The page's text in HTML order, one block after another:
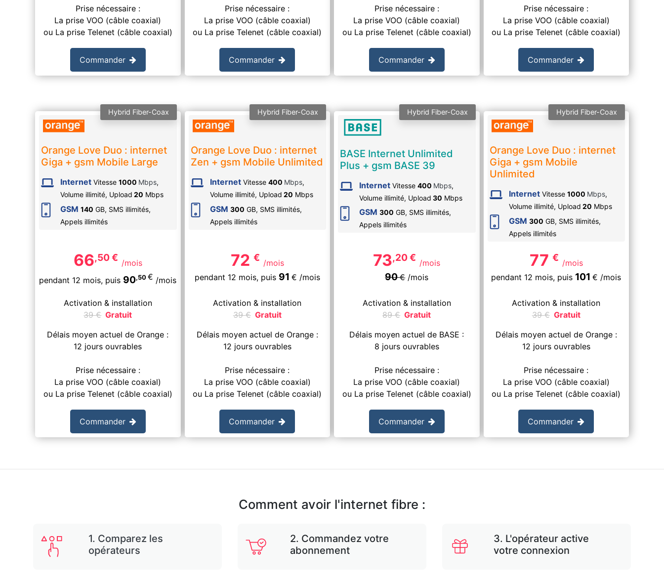
Prise nécessaire :
La prise VOO (câble coaxial)
ou La prise Telenet (câble coaxial)
Commander
Prise nécessaire :
La prise VOO (câble coaxial)
ou La prise Telenet (câble coaxial)
Commander
Prise nécessaire :
La prise VOO (câble coaxial)
ou La prise Telenet (câble coaxial)
Commander
Prise nécessaire :
La prise VOO (câble coaxial)
ou La prise Telenet (câble coaxial)
Commander
Hybrid Fiber-Coax
Orange Love Duo : internet
Giga + gsm Mobile Large
Internet Vitesse 1000 Mbps,
Volume illimité, Upload 20 Mbps
GSM 140 GB, SMS illimités,
Appels illimités
66,50€ /mois
pendant 12 mois, puis 90,50€ /mois
Activation & installation
39€ Gratuit
Délais moyen actuel de Orange :
12 jours ouvrables
Prise nécessaire :
La prise VOO (câble coaxial)
ou La prise Telenet (câble coaxial)
Commander
Hybrid Fiber-Coax
Orange Love Duo : internet
Zen + gsm Mobile Unlimited
Internet Vitesse 400 Mbps,
Volume illimité, Upload 20 Mbps
GSM 300 GB, SMS illimités,
Appels illimités
72 € /mois
pendant 12 mois, puis 91 € /mois
Activation & installation
39€ Gratuit
Délais moyen actuel de Orange :
12 jours ouvrables
Prise nécessaire :
La prise VOO (câble coaxial)
ou La prise Telenet (câble coaxial)
Commander
Hybrid Fiber-Coax
BASE Internet Unlimited
Plus + gsm BASE 39
Internet Vitesse 400 Mbps,
Volume illimité, Upload 30 Mbps
GSM 300 GB, SMS illimités,
Appels illimités
73,20€ /mois
90€/mois
Activation & installation
89€ Gratuit
Délais moyen actuel de BASE :
8 jours ouvrables
Prise nécessaire :
La prise VOO (câble coaxial)
ou La prise Telenet (câble coaxial)
Commander
Hybrid Fiber-Coax
Orange Love Duo : internet
Giga + gsm Mobile
Unlimited
Internet Vitesse 1000 Mbps,
Volume illimité, Upload 20 Mbps
GSM 300 GB, SMS illimités,
Appels illimités
77 € /mois
pendant 12 mois, puis 101€ /mois
Activation & installation
39€ Gratuit
Délais moyen actuel de Orange :
12 jours ouvrables
Prise nécessaire :
La prise VOO (câble coaxial)
ou La prise Telenet (câble coaxial)
Commander
Comment avoir l'internet fibre :
1. Comparez les
opérateurs
2. Commandez votre
abonnement
3. L'opérateur active
votre connexion